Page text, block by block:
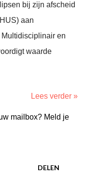
bij zijn afscheid
aan
en
waarde
Lees verder »
mailbox? Meld je
DELEN